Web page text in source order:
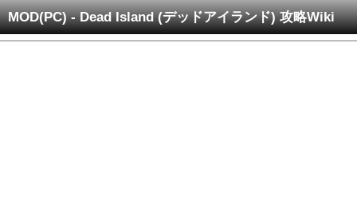
MOD(PC) - Dead Island (デッドアイランド) 攻略Wiki